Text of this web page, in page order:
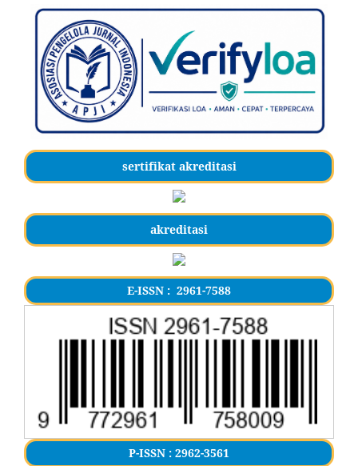
sertifikat akreditasi
akreditasi
E-ISSN : 2961-7588
P-ISSN : 2962-3561